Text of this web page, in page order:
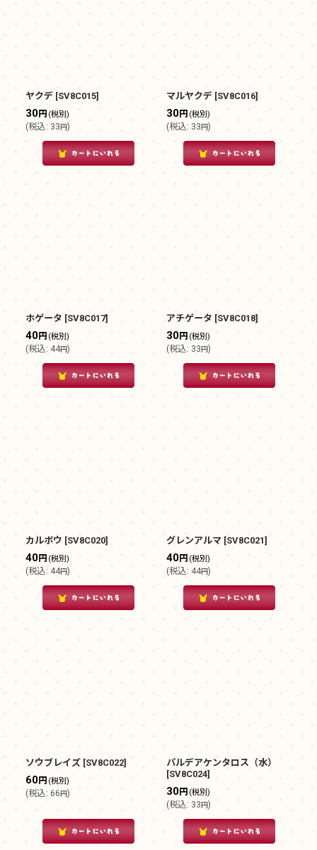
ヤクデ [SV8C015]
30円 (税別)
(税込: 33円)
マルヤクデ [SV8C016]
30円 (税別)
(税込: 33円)
ホゲータ [SV8C017]
40円 (税別)
(税込: 44円)
アチゲータ [SV8C018]
30円 (税別)
(税込: 33円)
カルボウ [SV8C020]
40円 (税別)
(税込: 44円)
グレンアルマ [SV8C021]
40円 (税別)
(税込: 44円)
ソウブレイズ [SV8C022]
60円 (税別)
(税込: 66円)
パルデアケンタロス（水）
[SV8C024]
30円 (税別)
(税込: 33円)